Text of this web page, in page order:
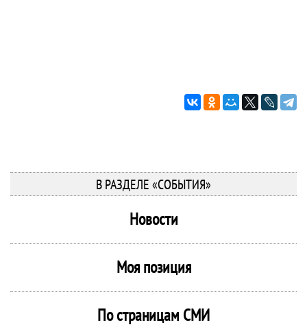
В РАЗДЕЛЕ «СОБЫТИЯ»
Новости
Моя позиция
По страницам СМИ